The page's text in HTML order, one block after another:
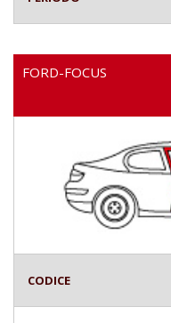
FORD-FOCUS
CODICE